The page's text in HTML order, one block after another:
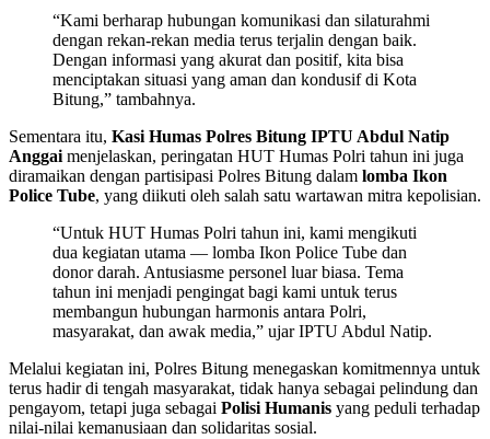
“Kami berharap hubungan komunikasi dan silaturahmi
dengan rekan-rekan media terus terjalin dengan baik.
Dengan informasi yang akurat dan positif, kita bisa
menciptakan situasi yang aman dan kondusif di Kota
Bitung,” tambahnya.
Sementara itu, Kasi Humas Polres Bitung IPTU Abdul Natip
Anggai menjelaskan, peringatan HUT Humas Polri tahun ini juga
diramaikan dengan partisipasi Polres Bitung dalam lomba Ikon
Police Tube, yang diikuti oleh salah satu wartawan mitra kepolisian.
“Untuk HUT Humas Polri tahun ini, kami mengikuti
dua kegiatan utama — lomba Ikon Police Tube dan
donor darah. Antusiasme personel luar biasa. Tema
tahun ini menjadi pengingat bagi kami untuk terus
membangun hubungan harmonis antara Polri,
masyarakat, dan awak media,” ujar IPTU Abdul Natip.
Melalui kegiatan ini, Polres Bitung menegaskan komitmennya untuk
terus hadir di tengah masyarakat, tidak hanya sebagai pelindung dan
pengayom, tetapi juga sebagai Polisi Humanis yang peduli terhadap
nilai-nilai kemanusiaan dan solidaritas sosial.